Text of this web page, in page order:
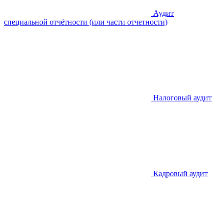
Аудит
специальной отчётности (или части отчетности)
Налоговый аудит
Кадровый аудит